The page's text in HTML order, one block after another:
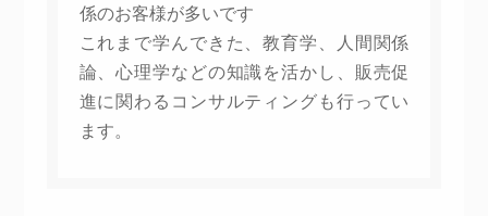
係のお客様が多いです
これまで学んできた、教育学、人間関係
論、心理学などの知識を活かし、販売促
進に関わるコンサルティングも行ってい
ます。